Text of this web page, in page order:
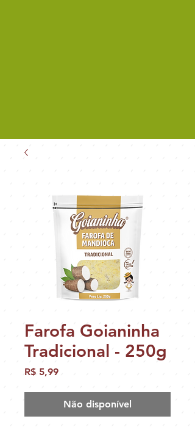
Farofa Goianinha
Tradicional - 250g
R$ 5,99Preço
Não disponível